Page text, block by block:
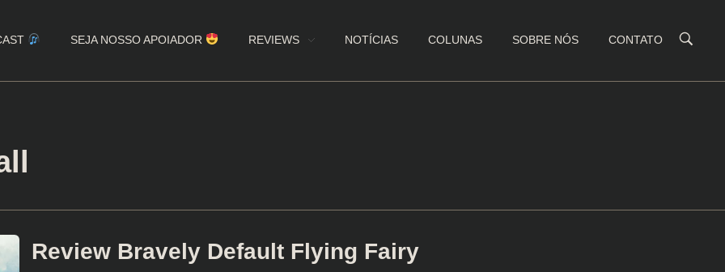
SEJA NOSSO APOIADOR REVIEWS NOTÍCIAS COLUNAS SOBRE NÓS CONTATO
Review Bravely Default Flying Fairy